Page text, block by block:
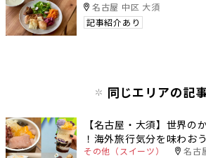
名古屋 中区 大須
記事紹介あり
同じエリアの記
【名古屋・大須】世界の
！海外旅行気分を味わおう
その他（スイーツ） 名古